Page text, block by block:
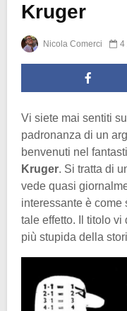
Kruger
Nicola Comerci 4
Vi siete mai sentiti
padronanza di un
benvenuti nel
Kruger. Si tratta di
vede quasi
interessante è
tale effetto. Il titolo
più stupida della